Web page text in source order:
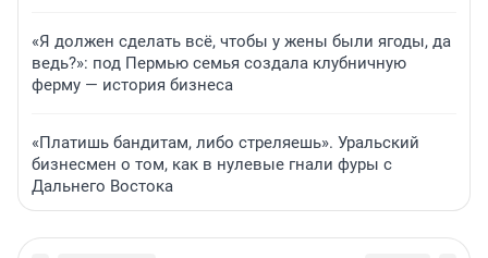
«Я должен сделать всё, чтобы у жены были ягоды, да
ведь?»: под Пермью семья создала клубничную
ферму — история бизнеса
«Платишь бандитам, либо стреляешь». Уральский
бизнесмен о том, как в нулевые гнали фуры с
Дальнего Востока